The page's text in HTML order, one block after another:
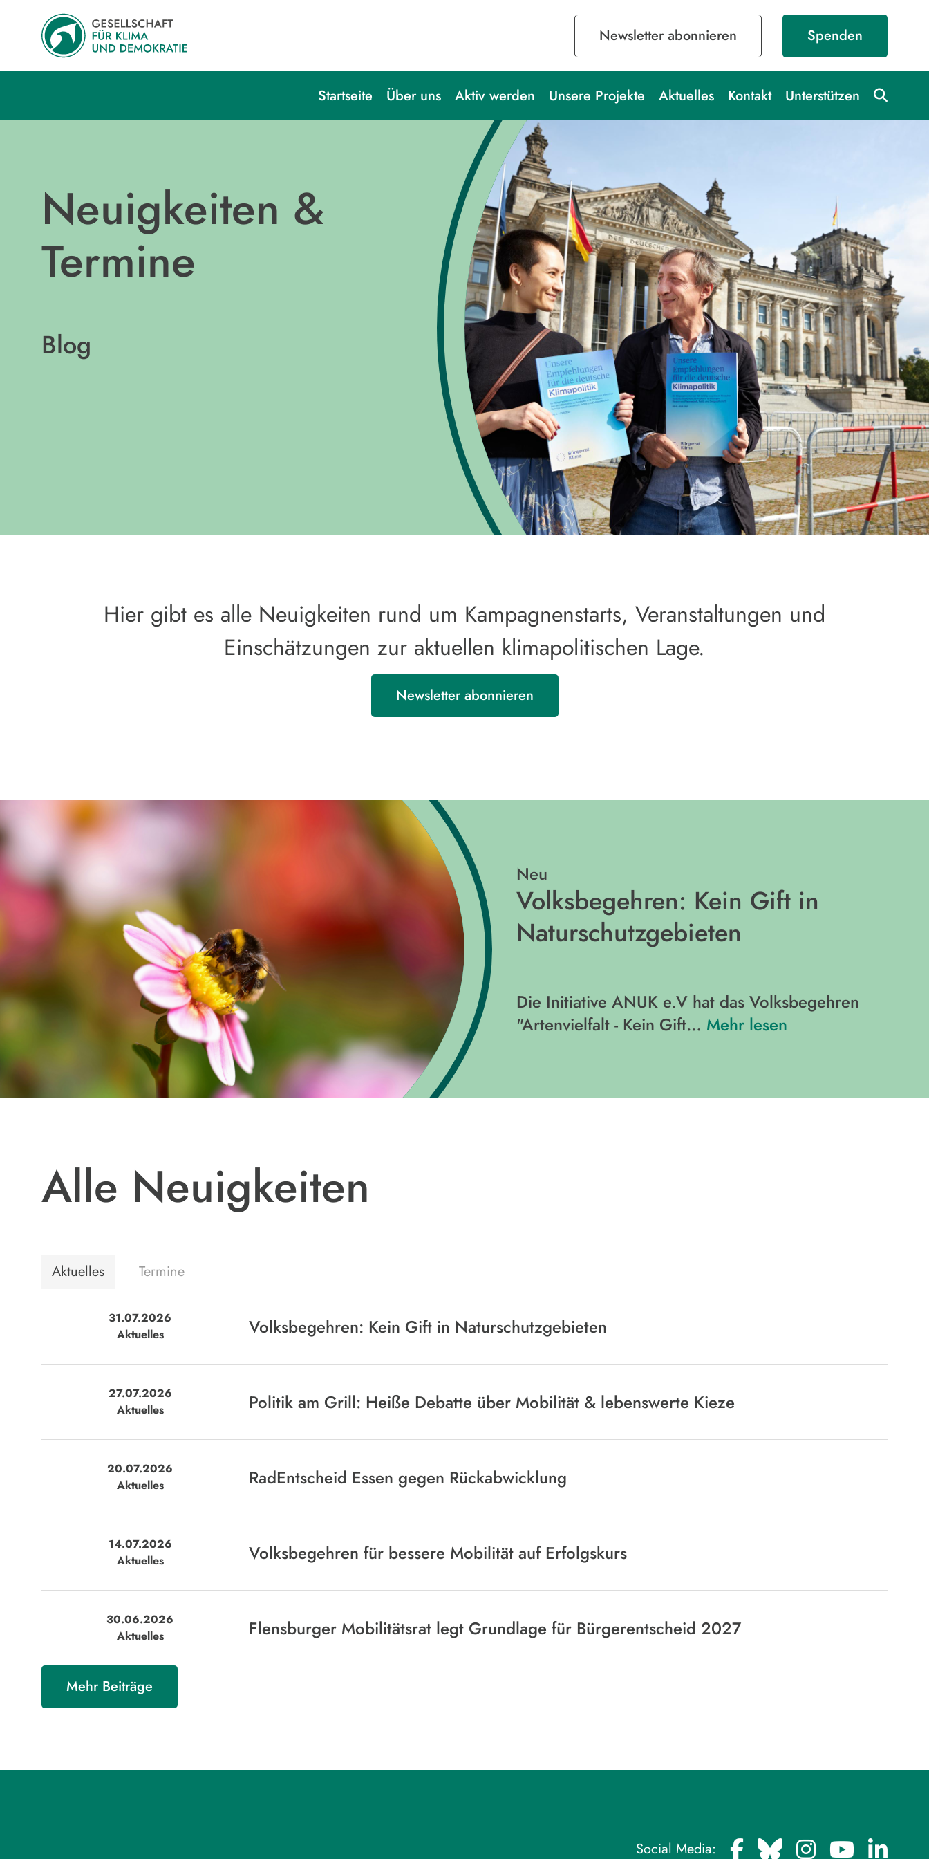
Newsletter abonnieren Spenden
Startseite Über uns Aktiv werden Unsere Projekte Aktuelles Kontakt Unterstützen
Neuigkeiten &
Termine
Blog
Hier gibt es alle Neuigkeiten rund um Kampagnenstarts, Veranstaltungen und
Einschätzungen zur aktuellen klimapolitischen Lage.
Newsletter abonnieren
Neu
Volksbegehren: Kein Gift in
Naturschutzgebieten
Die Initiative ANUK e.V hat das Volksbegehren
"Artenvielfalt - Kein Gift… Mehr lesen
Alle Neuigkeiten
Aktuelles Termine
31.07.2026
Aktuelles
Volksbegehren: Kein Gift in Naturschutzgebieten
27.07.2026
Aktuelles
Politik am Grill: Heiße Debatte über Mobilität & lebenswerte Kieze
20.07.2026
Aktuelles
RadEntscheid Essen gegen Rückabwicklung
14.07.2026
Aktuelles
Volksbegehren für bessere Mobilität auf Erfolgskurs
30.06.2026
Aktuelles
Flensburger Mobilitätsrat legt Grundlage für Bürgerentscheid 2027
Mehr Beiträge
Social Media: